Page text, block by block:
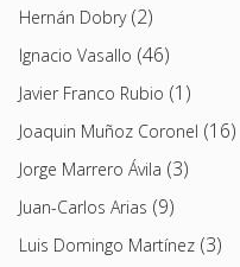
Hernán Dobry(2)
Ignacio Vasallo (46)
Javier Franco Rubio (1)
Joaquin Muñoz Coronel (16)
Jorge Marrero Ávila (3)
Juan-Carlos Arias (9)
Luis Domingo Martínez (3)